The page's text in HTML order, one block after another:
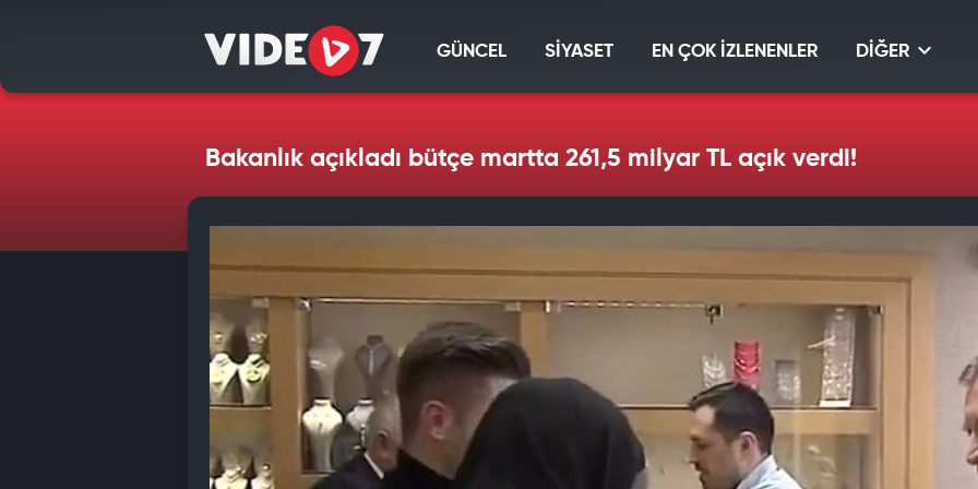
GÜNCEL SİYASET EN ÇOK İZLENENLER DİĞER
Bakanlık açıkladı bütçe martta 261,5 milyar TL açık verdi!